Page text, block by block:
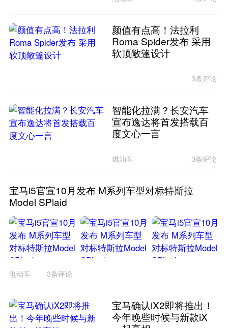
颜值有点高！法拉利
Roma Spider发布 采用
软顶敞篷设计
3条评论
智能化拉满？长安汽车
宣布逸达将首发搭载百
度文心一言
燃油车 3条评论
宝马i5官宣10月发布 M系列车型对标特斯拉
Model SPlaid
电动车 3条评论
宝马确认iX2即将推出！
今年晚些时候与新款iX